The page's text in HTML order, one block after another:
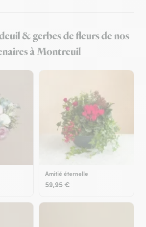
& gerbes de fleurs de nos
à Montreuil
Amitié éternelle
59,95 €